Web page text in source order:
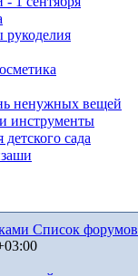
ненужных вещей
инструменты
сада
Список форумов